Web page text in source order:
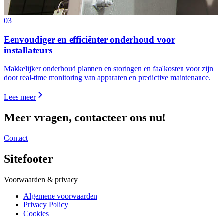
03
Eenvoudiger en efficiënter onderhoud voor
installateurs
Makkelijker onderhoud plannen en storingen en faalkosten voor zijn
door real-time monitoring van apparaten en predictive maintenance.
Lees meer
Meer vragen, contacteer ons nu!
Contact
Sitefooter
Voorwaarden & privacy
Algemene voorwaarden
Privacy Policy
Cookies